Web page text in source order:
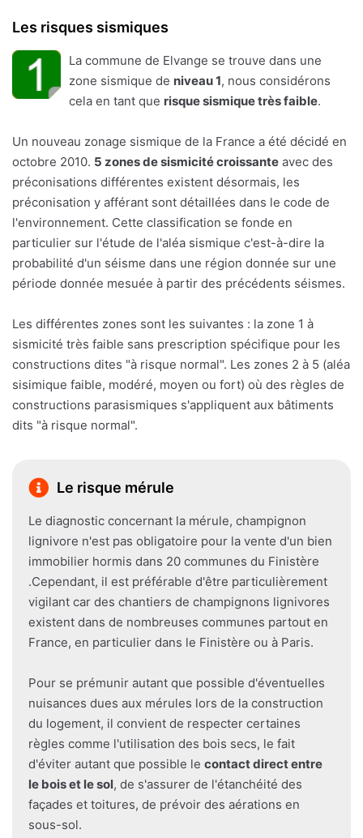
Les risques sismiques
La commune de Elvange se trouve dans une
zone sismique de niveau 1, nous considérons
cela en tant que risque sismique très faible.
Un nouveau zonage sismique de la France a été décidé en
octobre 2010. 5 zones de sismicité croissante avec des
préconisations différentes existent désormais, les
préconisation y afférant sont détaillées dans le code de
l'environnement. Cette classification se fonde en
particulier sur l'étude de l'aléa sismique c'est-à-dire la
probabilité d'un séisme dans une région donnée sur une
période donnée mesuée à partir des précédents séismes.
Les différentes zones sont les suivantes : la zone 1 à
sismicité très faible sans prescription spécifique pour les
constructions dites "à risque normal". Les zones 2 à 5 (aléa
sisimique faible, modéré, moyen ou fort) où des règles de
constructions parasismiques s'appliquent aux bâtiments
dits "à risque normal".
Le risque mérule
Le diagnostic concernant la mérule, champignon
lignivore n'est pas obligatoire pour la vente d'un bien
immobilier hormis dans 20 communes du Finistère
.Cependant, il est préférable d'être particulièrement
vigilant car des chantiers de champignons lignivores
existent dans de nombreuses communes partout en
France, en particulier dans le Finistère ou à Paris.
Pour se prémunir autant que possible d'éventuelles
nuisances dues aux mérules lors de la construction
du logement, il convient de respecter certaines
règles comme l'utilisation des bois secs, le fait
d'éviter autant que possible le contact direct entre
le bois et le sol, de s'assurer de l'étanchéité des
façades et toitures, de prévoir des aérations en
sous-sol.